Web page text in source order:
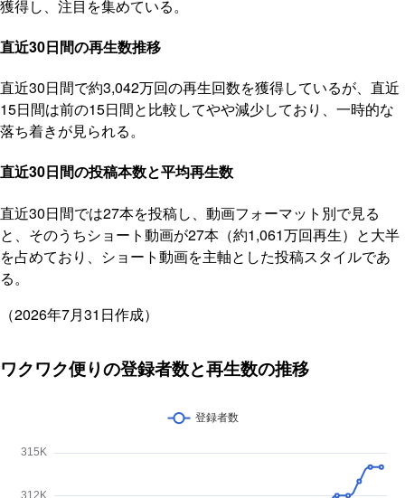
獲得し、注目を集めている。
直近30日間の再生数推移
直近30日間で約3,042万回の再生回数を獲得しているが、直近
15日間は前の15日間と比較してやや減少しており、一時的な
落ち着きが見られる。
直近30日間の投稿本数と平均再生数
直近30日間では27本を投稿し、動画フォーマット別で見る
と、そのうちショート動画が27本（約1,061万回再生）と大半
を占めており、ショート動画を主軸とした投稿スタイルであ
る。
（2026年7月31日作成）
ワクワク便りの登録者数と再生数の推移